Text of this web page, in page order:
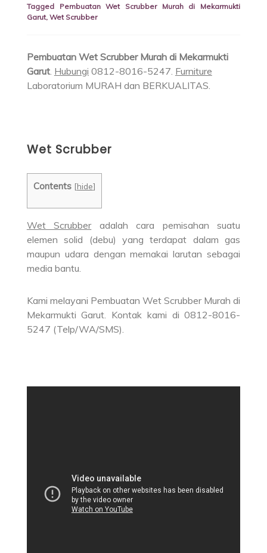
Tagged Pembuatan Wet Scrubber Murah di Mekarmukti
Garut, Wet Scrubber
Pembuatan Wet Scrubber Murah di Mekarmukti
Garut. Hubungi 0812-8016-5247. Furniture
Laboratorium MURAH dan BERKUALITAS.
Wet Scrubber
Contents [hide]
Wet Scrubberadalah cara pemisahan suatu
elemen solid (debu) yang terdapat dalam gas
maupun udara dengan memakai larutan sebagai
media bantu.
Kami melayani Pembuatan Wet Scrubber Murah di
Mekarmukti Garut. Kontak kami di 0812-8016-
5247 (Telp/WA/SMS).